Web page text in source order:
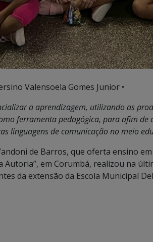
Valensoela Gomes Junior •
a aprendizagem, utilizando as
ferramenta pedagógica, para afim de
linguagens de comunicação no meio
de Barros, que oferta ensino
Autoria”, em Corumbá, realizou na
da extensão da Escola Municipal